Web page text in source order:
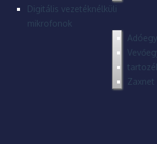
Digitális vezetéknélküli
mikrofonok
Zaxnet